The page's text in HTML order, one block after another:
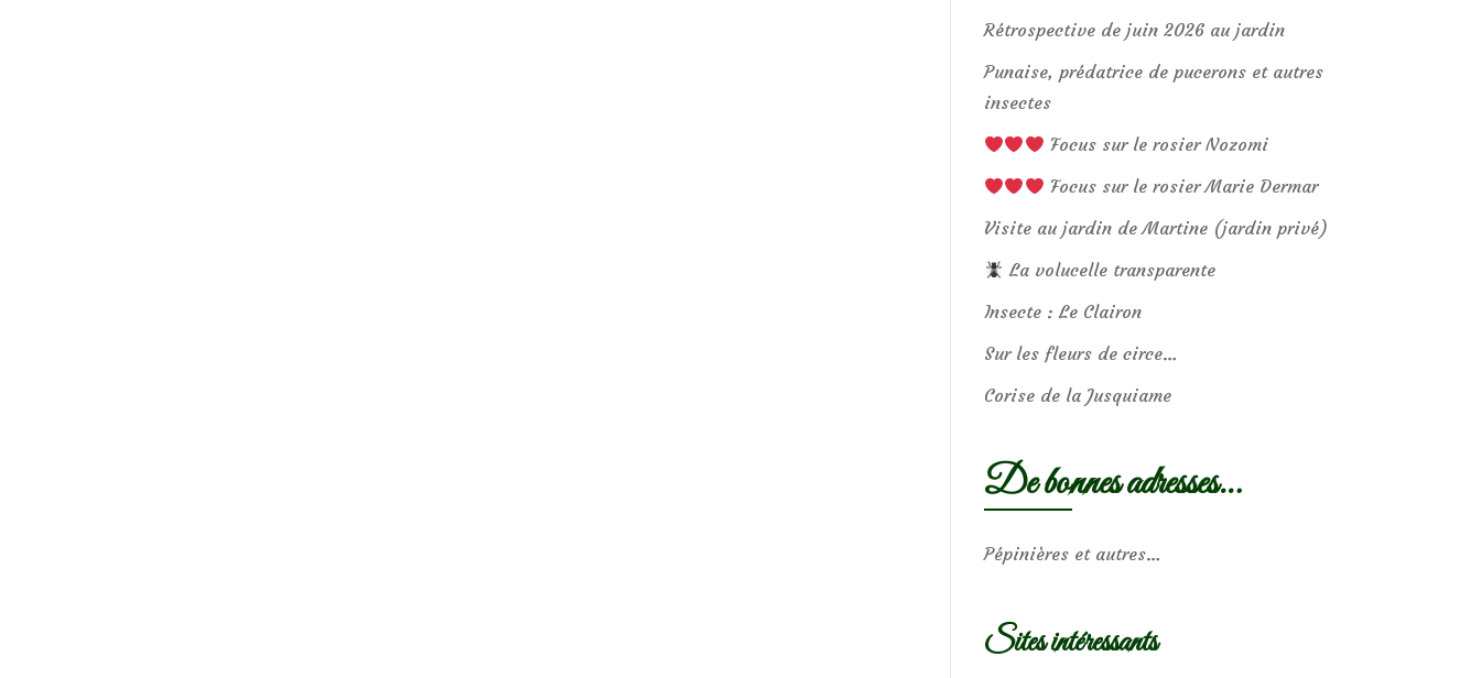
Rétrospective de juin 2026 au jardin
Punaise, prédatrice de pucerons et autres
insectes
Focus sur le rosier Nozomi
Focus sur le rosier Marie Dermar
Visite au jardin de Martine (jardin privé)
La volucelle transparente
Insecte : Le Clairon
Sur les fleurs de circe…
Corise de la Jusquiame
De bonnes adresses…
Pépinières et autres…
Sites intéressants